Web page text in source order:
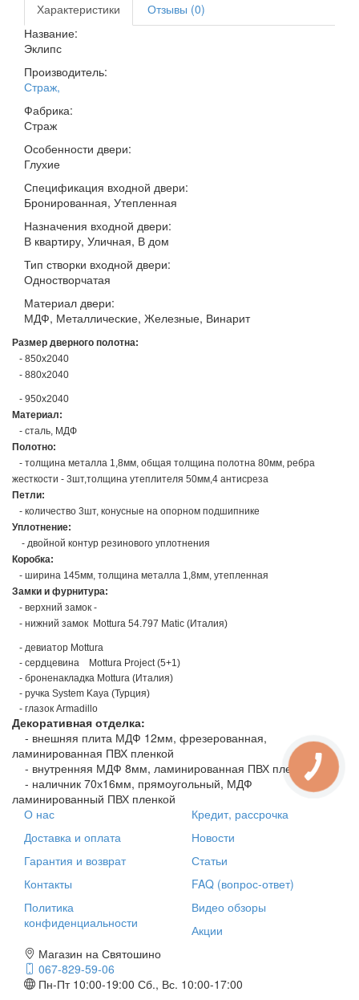
Характеристики
Отзывы (0)
Название:
Эклипс
Производитель:
Страж,
Фабрика:
Страж
Особенности двери:
Глухие
Спецификация входной двери:
Бронированная, Утепленная
Назначения входной двери:
В квартиру, Уличная, В дом
Тип створки входной двери:
Одностворчатая
Материал двери:
МДФ, Металлические, Железные, Винарит
Размер дверного полотна:
- 850х2040
- 880х2040
- 950х2040
Материал:
- сталь, МДФ
Полотно:
- толщина металла 1,8мм, общая толщина полотна 80мм, ребра
жесткости - 3шт,толщина утеплителя 50мм,4 антисреза
Петли:
- количество 3шт, конусные на опорном подшипнике
Уплотнение:
- двойной контур резинового уплотнения
Коробка:
- ширина 145мм, толщина металла 1,8мм, утепленная
Замки и фурнитура:
- верхний замок -
- нижний замок Mottura 54.797 Matic (Италия)
- девиатор Mottura
- сердцевина
Mottura Project (5+1)
- броненакладка Mottura (Италия)
- ручка System Kaya (Турция)
- глазок Armadillo
Декоративная отделка:
- внешняя плита МДФ 12мм, фрезерованная,
ламинированная ПВХ пленкой
- внутренняя МДФ 8мм, ламинированная ПВХ пленкой
- наличник 70х16мм, прямоугольный, МДФ
ламинированный ПВХ пленкой
О нас
Доставка и оплата
Гарантия и возврат
Контакты
Политика
конфиденциальности
Кредит, рассрочка
Новости
Статьи
FAQ (вопрос-ответ)
Видео обзоры
Акции
Магазин на Святошино
067-829-59-06
Пн-Пт 10:00-19:00 Сб., Вс. 10:00-17:00